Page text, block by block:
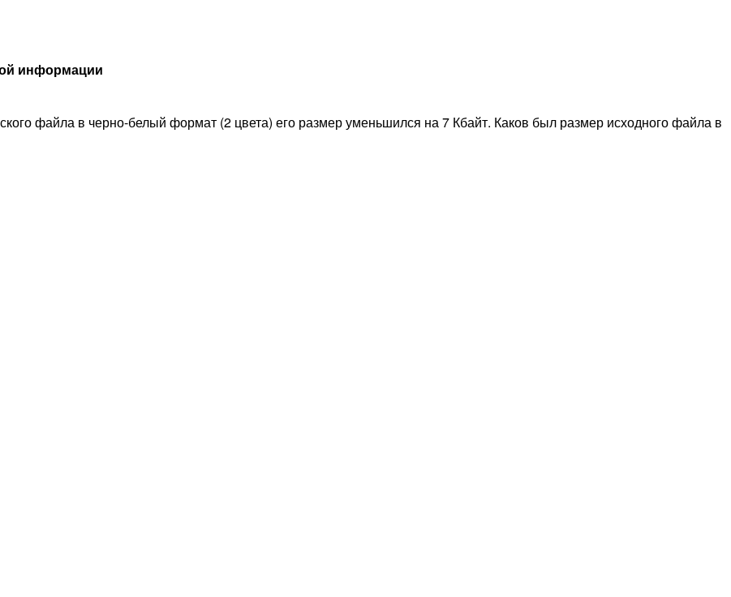
информации
файла в черно-белый формат (2 цвета) его размер уменьшился на 7 Кбайт. Каков был размер исходного файла в